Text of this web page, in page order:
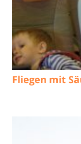
Fliegen mit